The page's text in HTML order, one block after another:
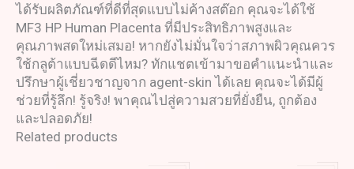
ได้รับผลิตภัณฑ์ที่ดีที่สุดแบบไม่ค้างสต๊อก คุณจะได้ใช้
MF3 HP Human Placenta ที่มีประสิทธิภาพสูงและ
คุณภาพสดใหม่เสมอ! หากยังไม่มั่นใจว่าสภาพผิวคุณควร
ใช้กลูต้าแบบฉีดดีไหม? ทักแชตเข้ามาขอคำแนะนำและ
ปรึกษาผู้เชี่ยวชาญจาก agent-skin ได้เลย คุณจะได้มีผู้
ช่วยที่รู้ลึก! รู้จริง! พาคุณไปสู่ความสวยที่ยั่งยืน, ถูกต้อง
และปลอดภัย!
Related products